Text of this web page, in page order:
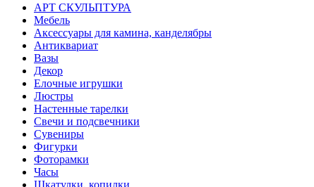
АРТ СКУЛЬПТУРА
Мебель
Аксессуары для камина, канделябры
Антиквариат
Вазы
Декор
Елочные игрушки
Люстры
Настенные тарелки
Свечи и подсвечники
Сувениры
Фигурки
Фоторамки
Часы
Шкатулки, копилки